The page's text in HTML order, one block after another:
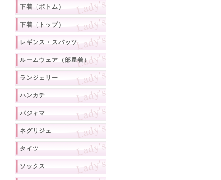
下着（ボトム）
下着（トップ）
レギンス・スパッツ
ルームウェア（部屋着）
ランジェリー
ハンカチ
パジャマ
ネグリジェ
タイツ
ソックス